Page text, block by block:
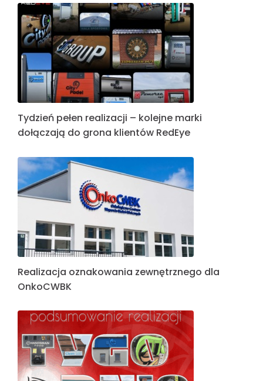
Tydzień pełen realizacji – kolejne marki
dołączają do grona klientów RedEye
Realizacja oznakowania zewnętrznego dla
OnkoCWBK